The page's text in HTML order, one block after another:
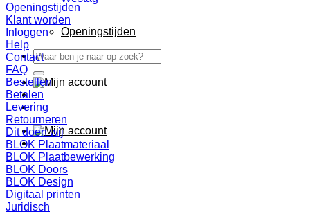
Openingstijden
Zoeken
naar:
Openingstijden
Klant worden
Inloggen
Help
Contact
FAQ
Bestellen
Betalen
Levering
Retourneren
Dit doen wij
BLOK Plaatmateriaal
BLOK Plaatbewerking
BLOK Doors
BLOK Design
Digitaal printen
Juridisch